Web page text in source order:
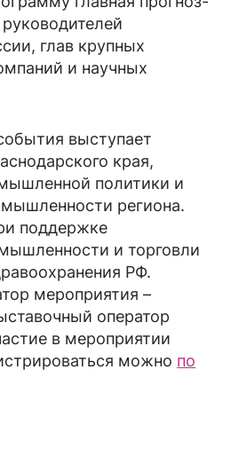
глав крупных
и научных
выступает
края,
политики и
региона.
поддержке
и торговли
РФ.
мероприятия –
оператор
в мероприятии
можно по